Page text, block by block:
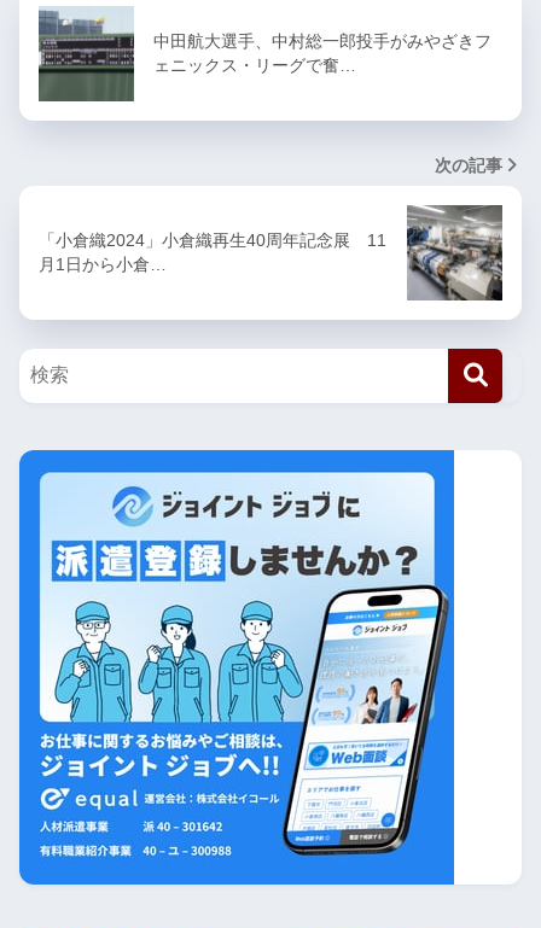
中田航大選手、中村総一郎投手がみやざきフ
ェニックス・リーグで奮…
次の記事
「小倉織2024」小倉織再生40周年記念展 11
月1日から小倉…